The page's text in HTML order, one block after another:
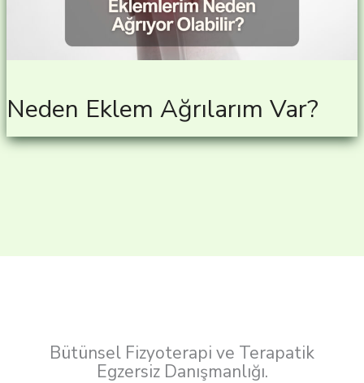
Neden Eklem Ağrılarım Var?
Bütünsel Fizyoterapi ve Terapatik
Egzersiz Danışmanlığı.